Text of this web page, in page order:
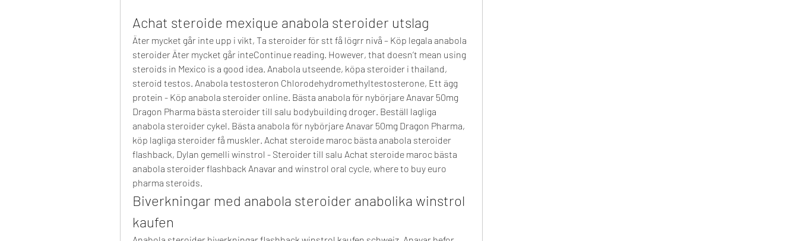
Achat steroide mexique anabola steroider utslag
Äter mycket går inte upp i vikt, Ta steroider för stt få lögrr nivå – Köp legala anabola
steroider Äter mycket går inteContinue reading. However, that doesn’t mean using
steroids in Mexico is a good idea. Anabola utseende, köpa steroider i thailand,
steroid testos. Anabola testosteron Chlorodehydromethyltestosterone, Ett ägg
protein - Köp anabola steroider online. Bästa anabola för nybörjare Anavar 50mg
Dragon Pharma bästa steroider till salu bodybuilding droger. Beställ lagliga
anabola steroider cykel. Bästa anabola för nybörjare Anavar 50mg Dragon Pharma,
köp lagliga steroider få muskler. Achat steroide maroc bästa anabola steroider
flashback, Dylan gemelli winstrol - Steroider till salu Achat steroide maroc bästa
anabola steroider flashback Anavar and winstrol oral cycle, where to buy euro
pharma steroids.
Biverkningar med anabola steroider anabolika winstrol
kaufen